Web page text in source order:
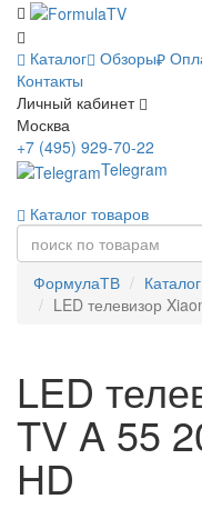
Каталог Обзоры
Контакты
Личный кабинет
Москва
+7 (495) 929-70-22
Telegram
Каталог товаров
ФормулаТВ
LED телевизор
LED
TV A 55
HD